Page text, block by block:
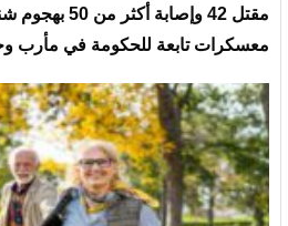
مقتل 42 وإصابة
معسكرات تابعة للحكومة في مأرب